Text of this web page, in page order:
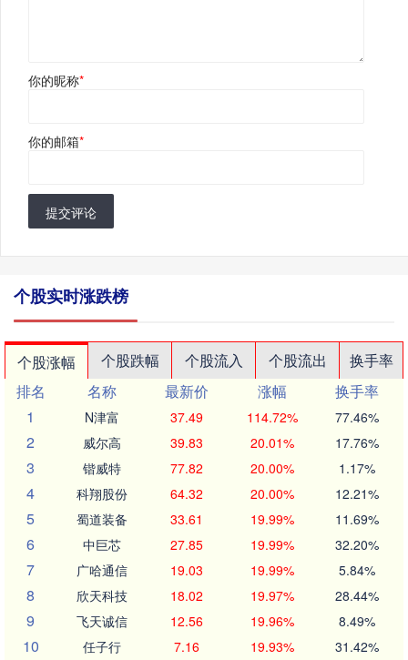
你的昵称*
你的邮箱*
提交评论
个股实时涨跌榜
个股涨幅 个股跌幅 个股流入 个股流出
换手率
排名
名称 最新价 涨幅
换手率
1
N津富 37.49 114.72% 77.46%
2 威尔高 39.83 20.01% 17.76%
3 锴威特 77.82 20.00% 1.17%
4 科翔股份 64.32 20.00% 12.21%
5 蜀道装备 33.61 19.99% 11.69%
6 中巨芯 27.85 19.99% 32.20%
7 广哈通信 19.03 19.99% 5.84%
8 欣天科技 18.02 19.97% 28.44%
9 飞天诚信 12.56 19.96% 8.49%
10 任子行 7.16 19.93% 31.42%